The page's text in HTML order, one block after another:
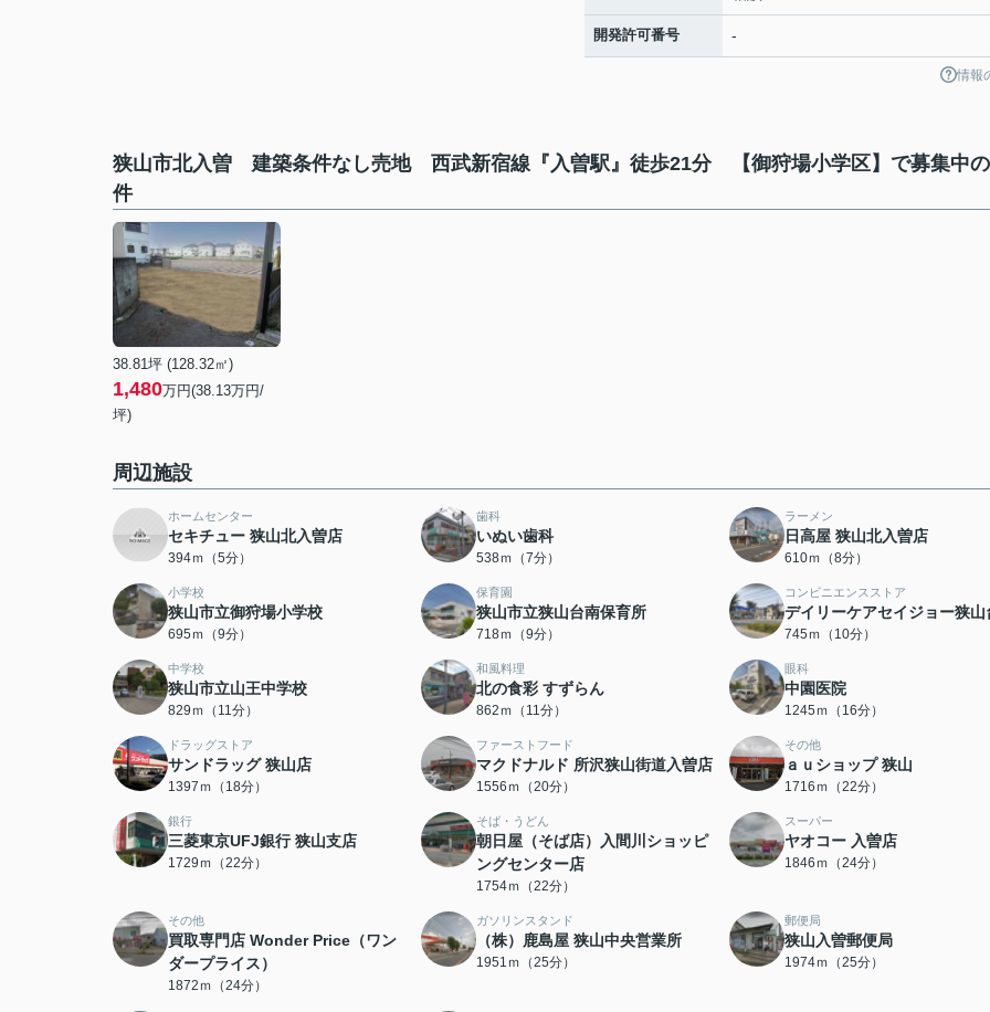
開発許可番号 -
情報
狭山市北入曽 建築条件なし売地 西武新宿線『入曽駅』徒歩21分 【御狩場小学区】で募集中
件
38.81坪 (128.32㎡)
1,480万円(38.13万円/
坪)
周辺施設
ホームセンター
セキチュー 狭山北入曽店
394ｍ（5分）
歯科
いぬい歯科
538ｍ（7分）
ラーメン
日高屋 狭山北入曽店
610ｍ（8分）
小学校
狭山市立御狩場小学校
695ｍ（9分）
保育園
狭山市立狭山台南保育所
718ｍ（9分）
コンビニエンスストア
デイリーケアセイジョー狭山
745ｍ（10分）
中学校
狭山市立山王中学校
829ｍ（11分）
和風料理
北の食彩 すずらん
862ｍ（11分）
眼科
中園医院
1245ｍ（16分）
ドラッグストア
サンドラッグ 狭山店
1397ｍ（18分）
ファーストフード
マクドナルド 所沢狭山街道入曽店
1556ｍ（20分）
その他
ａｕショップ 狭山
1716ｍ（22分）
銀行
三菱東京UFJ銀行 狭山支店
1729ｍ（22分）
そば・うどん
朝日屋（そば店）入間川ショッピ
ングセンター店
1754ｍ（22分）
スーパー
ヤオコー 入曽店
1846ｍ（24分）
その他
買取専門店 Wonder Price（ワン
ダープライス）
1872ｍ（24分）
ガソリンスタンド
（株）鹿島屋 狭山中央営業所
1951ｍ（25分）
郵便局
狭山入曽郵便局
1974ｍ（25分）